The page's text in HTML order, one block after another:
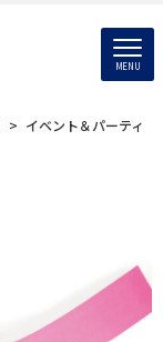
MENU
> イベント＆パーティ